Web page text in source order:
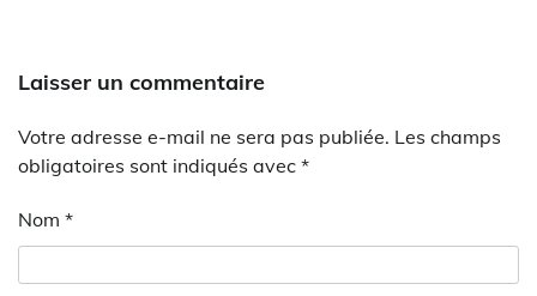
Laisser un commentaire
Votre adresse e-mail ne sera pas publiée. Les champs
obligatoires sont indiqués avec *
Nom *